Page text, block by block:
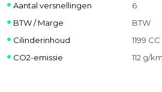
Aantal versnellingen
6
BTW / Marge
BTW
Cilinderinhoud
1199 CC
CO2-emissie
112 g/km